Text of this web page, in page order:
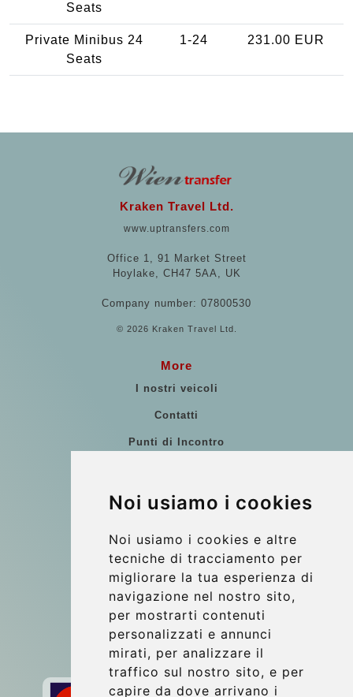
Noi usiamo i cookies
Noi usiamo i cookies e altre
tecniche di tracciamento per
migliorare la tua esperienza di
navigazione nel nostro sito,
per mostrarti contenuti
personalizzati e annunci
mirati, per analizzare il
traffico sul nostro sito, e per
capire da dove arrivano i
Seats
Private Minibus 24
Seats
1-24 231.00 EUR
Kraken Travel Ltd.
www.uptransfers.com
Office 1, 91 Market Street
Hoylake, CH47 5AA, UK
Company number: 07800530
© 2026 Kraken Travel Ltd.
More
I nostri veicoli
Contatti
Punti di Incontro
Riferimenti
Update cookies preferences
Contact
info@wientransfer.com
Secure Payment with STRIPE